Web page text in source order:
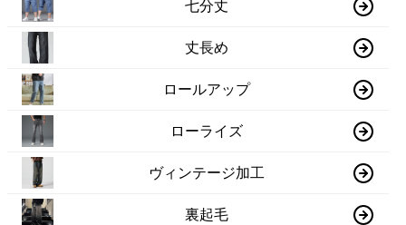
七分丈
丈長め
ロールアップ
ローライズ
ヴィンテージ加工
裏起毛